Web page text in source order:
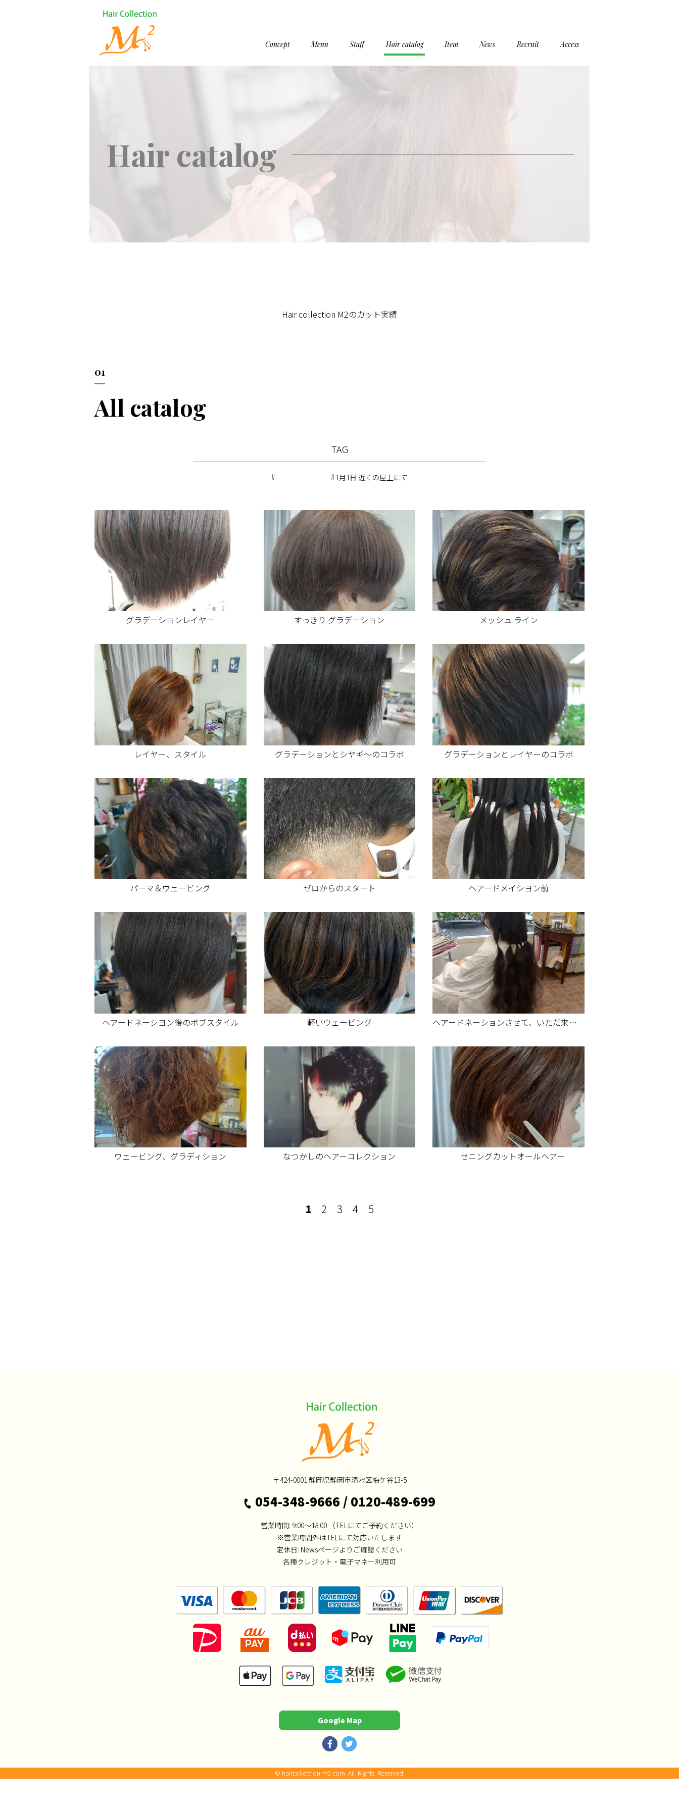
Concept Menu Staff Hair catalog Item News Recruit Access
Hair catalog
Hair collection M2のカット実績
01
All catalog
TAG
1月1日 近くの屋上にて
グラデーションレイヤー すっきり グラデーション メッシュ ライン
レイヤー、スタイル グラデーションとシヤギ〜のコラボ グラデーションとレイヤーのコラボ
パーマ＆ウェービング ゼロからのスタート ヘアードメイシヨン前
ヘアードネーシヨン後のボブスタイル 軽いウェービング ヘアードネーションさせて、いただ来ました。まあーながかった
ウェービング、グラディション なつかしのヘアーコレクション セニングカットオールヘアー
1 2 3 4 5
〒424-0001静岡県静岡市清水区梅ケ谷13-5
054-348-9666 / 0120-489-699
営業時間: 9:00～18:00
（TELにてご予約ください）
※営業時間外はTELにて対応いたします
定休日: Newsページよりご確認ください
各種クレジット・電子マネー利用可
Google Map
© haircollection-m2.com All Rights Reserved.